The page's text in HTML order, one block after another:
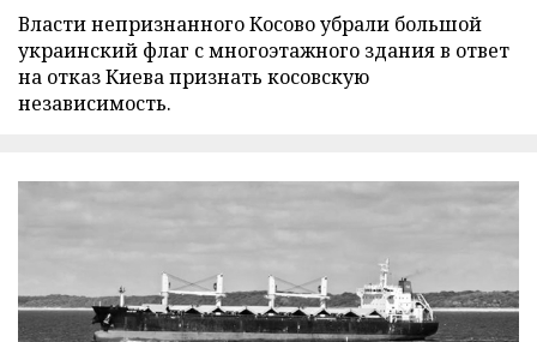
Власти непризнанного Косово убрали большой
украинский флаг с многоэтажного здания в ответ
на отказ Киева признать косовскую
независимость.